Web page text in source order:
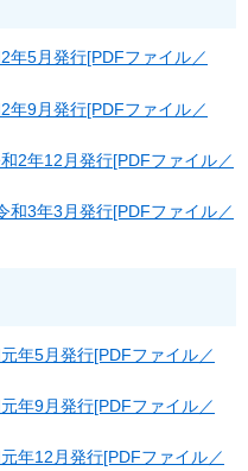
5月発行[PDFファイル／
9月発行[PDFファイル／
2年12月発行[PDFファイル／
3年3月発行[PDFファイル／
年5月発行[PDFファイル／
年9月発行[PDFファイル／
年12月発行[PDFファイル／